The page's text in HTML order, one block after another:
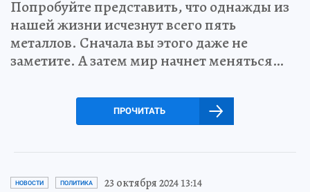
Попробуйте представить, что однажды из
нашей жизни исчезнут всего пять
металлов. Сначала вы этого даже не
заметите. А затем мир начнет меняться…
ПРОЧИТАТЬ
НОВОСТИ ПОЛИТИКА 23 октября 2024 13:14